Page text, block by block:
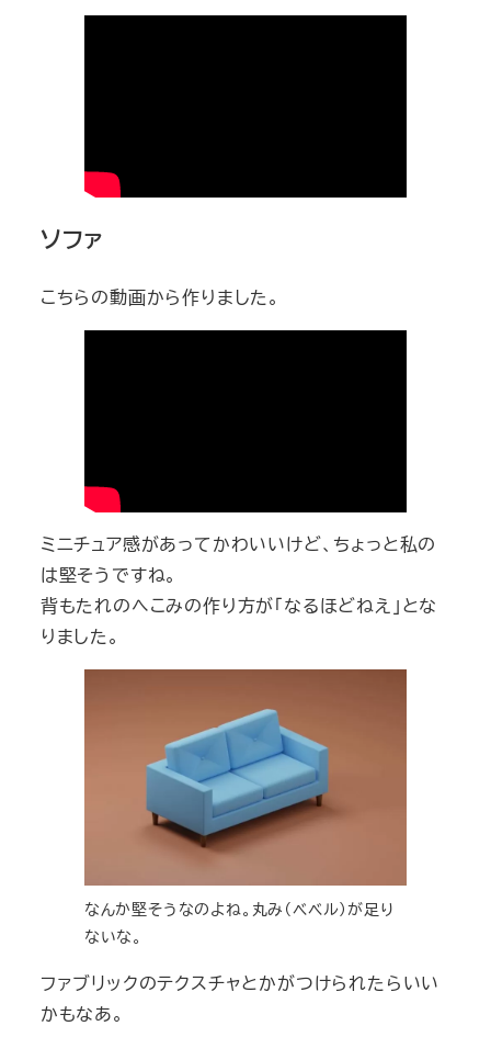
ソファ
こちらの動画から作りました。
ミニチュア感があってかわいいけど、ちょっと私の
は堅そうですね。
背もたれのへこみの作り方が「なるほどねえ」とな
りました。
なんか堅そうなのよね。丸み（ベベル）が足り
ないな。
ファブリックのテクスチャとかがつけられたらいい
かもなあ。